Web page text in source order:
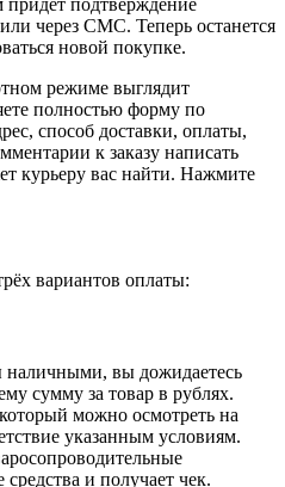
через СМС. Теперь останется
новой покупке.
режиме выглядит
полностью форму по
способ доставки, оплаты,
к заказу написать
курьеру вас найти. Нажмите
вариантов оплаты:
вы дожидаетесь
сумму за товар в рублях.
можно осмотреть на
указанным условиям.
и получает чек.